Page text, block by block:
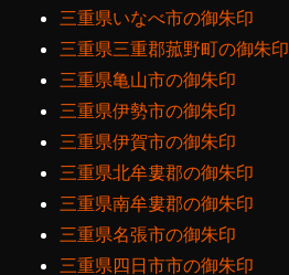
三重県いなべ市の御朱印
三重県三重郡菰野町の御朱印
三重県亀山市の御朱印
三重県伊勢市の御朱印
三重県伊賀市の御朱印
三重県北牟婁郡の御朱印
三重県南牟婁郡の御朱印
三重県名張市の御朱印
三重県四日市市の御朱印